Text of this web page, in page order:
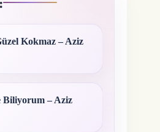
Kokmaz – Aziz
Biliyorum – Aziz